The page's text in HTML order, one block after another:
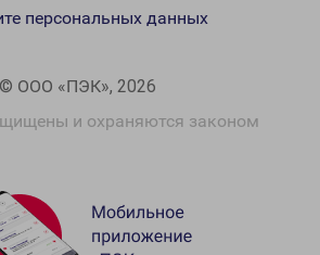
© ООО «ПЭК», 2026
и охраняются законом
персональных данных